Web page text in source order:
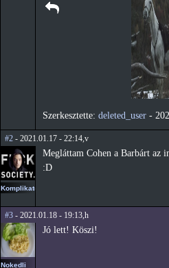
Szerkesztette: deleted_user -
#2 - 2021.01.17 - 22:14,v
Komplikato
Megláttam Cohen a Barbárt az
:D
#3 - 2021.01.18 - 19:13,h
Nokedli
Jó lett! Köszi!